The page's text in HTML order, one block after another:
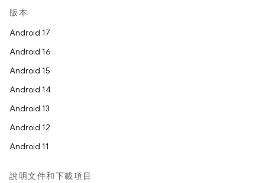
版本
Android 17
Android 16
Android 15
Android 14
Android 13
Android 12
Android 11
說明文件和下載項目